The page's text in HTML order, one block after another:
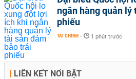
ngân hàng quản
phiếu
TÀI CHÍNH - 1 phút trước
LIÊN KẾT NỔI BẬT